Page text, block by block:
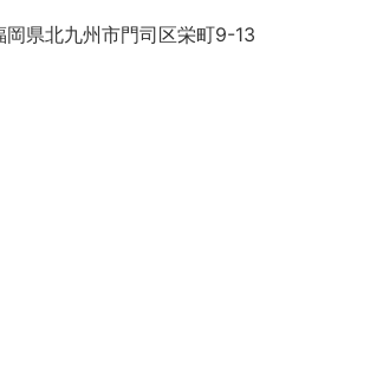
岡県北九州市門司区栄町9-13